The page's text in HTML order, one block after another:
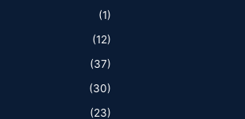
(1)
(12)
(37)
(30)
(23)